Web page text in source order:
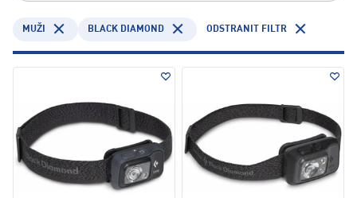
MUŽI BLACK DIAMOND ODSTRANIT FILTR